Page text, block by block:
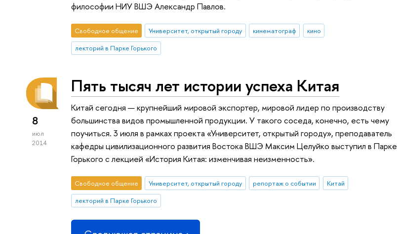
философии НИУ ВШЭ Александр Павлов.
Свободное общение Университет, открытый городу кинематограф
кино
лекторий в Парке Горького
8
июл
2014
Пять тысяч лет истории успеха Китая
Китай сегодня — крупнейший мировой экспортер, мировой лидер по производству
большинства видов промышленной продукции. У такого соседа, конечно, есть чему
поучиться. 3 июля в рамках проекта «Университет, открытый городу», преподаватель
кафедры цивилизационного развития Востока ВШЭ Максим Целуйко выступил в Парке
Горького с лекцией «История Китая: изменчивая неизменность».
Свободное общение Университет, открытый городу репортаж о событии
Китай
лекторий в Парке Горького